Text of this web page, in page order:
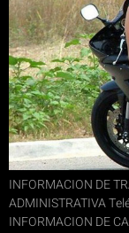
INFORMACION DE
ADMINISTRATIVA
INFORMACION DE